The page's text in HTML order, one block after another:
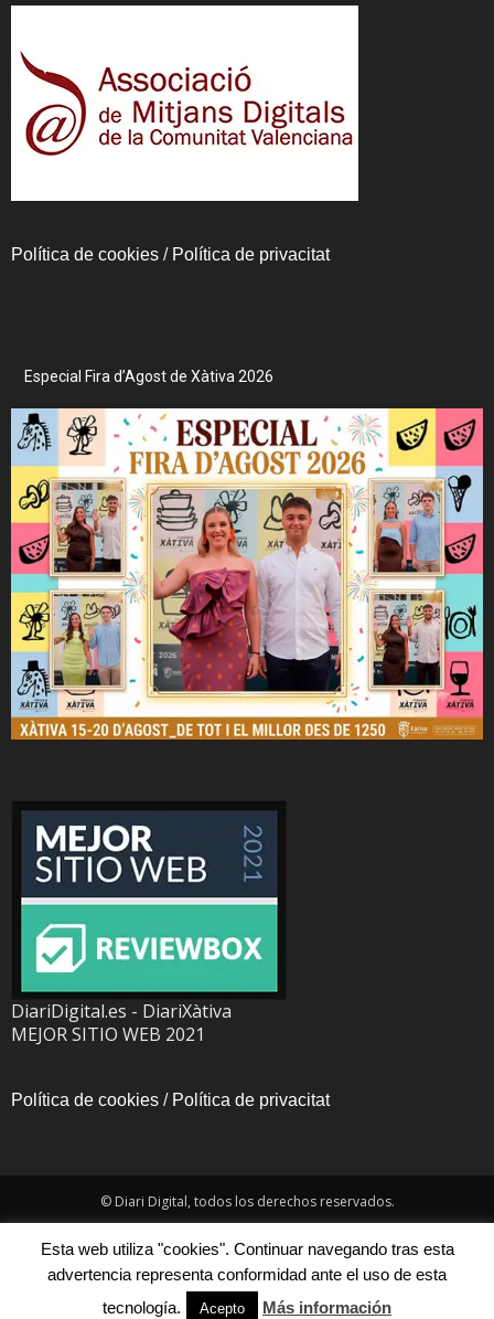
Política de cookies / Política de privacitat
Especial Fira d’Agost de Xàtiva 2026
DiariDigital.es - DiariXàtiva
MEJOR SITIO WEB 2021
Política de cookies / Política de privacitat
© Diari Digital, todos los derechos reservados.
Esta web utiliza "cookies". Continuar navegando tras esta
advertencia representa conformidad ante el uso de esta
tecnología.
Acepto Más información